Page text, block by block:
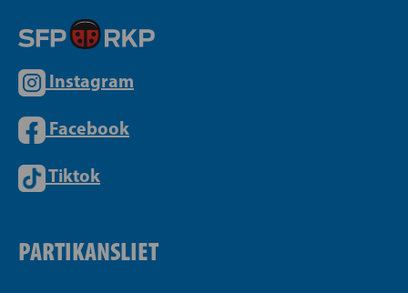
Instagram
Facebook
Tiktok
PARTIKANSLIET